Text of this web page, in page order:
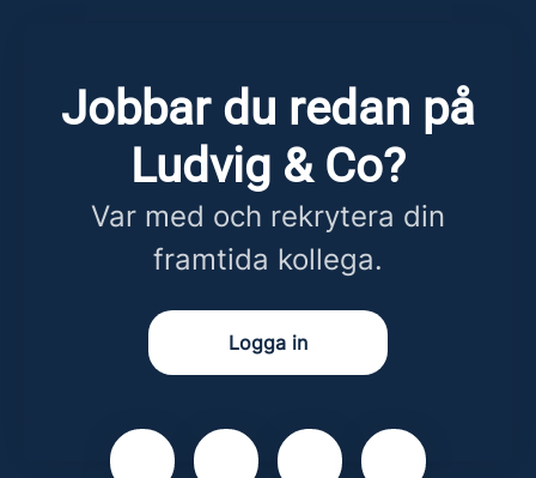
Jobbar du redan på
Ludvig & Co?
Var med och rekrytera din
framtida kollega.
Logga in